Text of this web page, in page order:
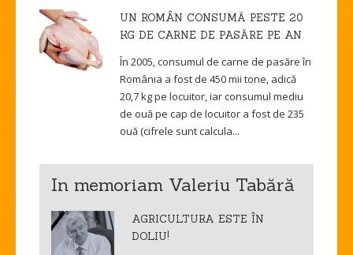
UN ROMÂN CONSUMĂ PESTE 20
KG DE CARNE DE PASĂRE PE AN
În 2005, consumul de carne de pasăre în
România a fost de 450 mii tone, adică
20,7 kg pe locuitor, iar consumul mediu
de ouă pe cap de locuitor a fost de 235
ouă (cifrele sunt calcula...
In memoriam Valeriu Tabără
AGRICULTURA ESTE ÎN
DOLIU!